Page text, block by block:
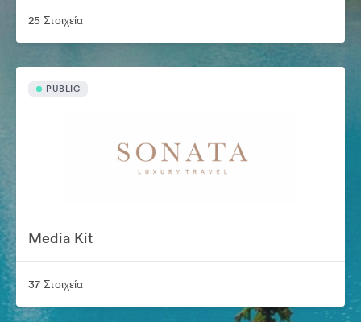
25 Στοιχεία
PUBLIC
Media Kit
37 Στοιχεία